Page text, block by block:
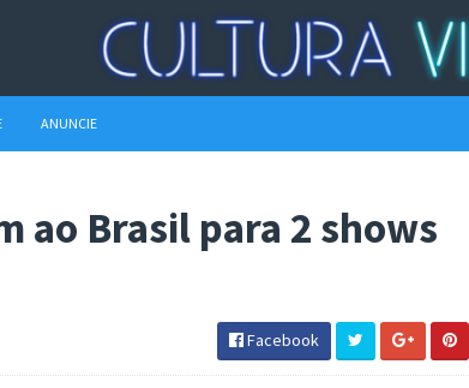
ANUNCIE
ao Brasil para 2 shows
Facebook